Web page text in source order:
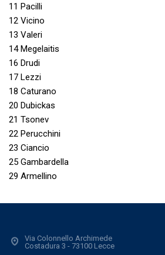
11 Pacilli
12 Vicino
13 Valeri
14 Megelaitis
16 Drudi
17 Lezzi
18 Caturano
20 Dubickas
21 Tsonev
22 Perucchini
23 Ciancio
25 Gambardella
29 Armellino
Via Colonnello Archimede
Costadura 3 - 73100 Lecce